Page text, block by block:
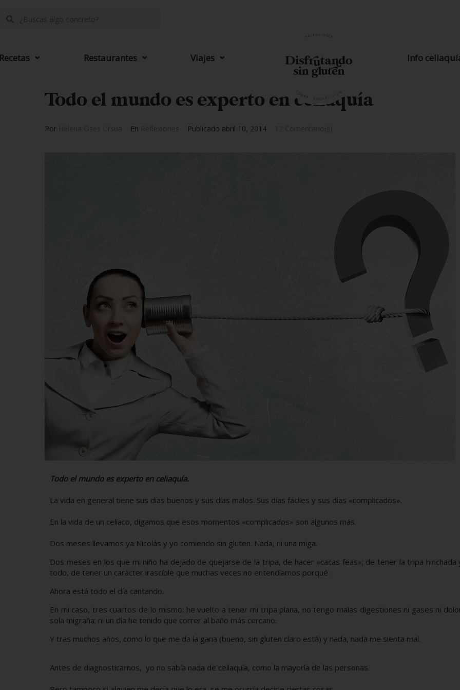
Restaurantes Viajes Info
Todo el mundo es experto en celiaquía
Por Helena Oses Ursua En Reflexiones Publicado abril 10, 2014 12 Comentario(s)
Todo el mundo es experto en celiaquía.
La vida en general tiene sus días buenos y sus días malos. Sus días fáciles y sus días «complicados».
En la vida de un celíaco, digamos que esos momentos «complicados» son algunos más.
Dos meses llevamos ya Nicolás y yo comiendo sin gluten. Nada, ni una miga.
Dos meses en los que mi niño ha dejado de quejarse de la tripa, de hacer «cacas feas»; de tener la tripa hinchada
todo, de tener un carácter irascible que muchas veces no entendíamos porqué.
Ahora está todo el día cantando.
En mi caso, tres cuartos de lo mismo: he vuelto a tener mi tripa plana, no tengo malas digestiones ni gases ni
sola migraña; ni un día he tenido que correr al baño más cercano.
Y tras muchos años, como lo que me da la gana (bueno, sin gluten claro está) y nada, nada me sienta mal.
Antes de diagnosticarnos, yo no sabía nada de celiaquía, como la mayoría de las personas.